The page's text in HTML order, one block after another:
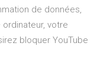
de données,
votre
bloquer YouTube